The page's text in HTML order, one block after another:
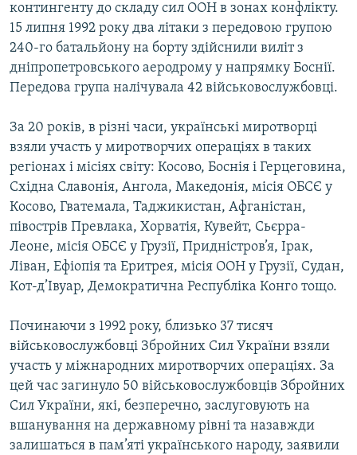
контингенту до складу сил ООН в зонах конфлікту.
15 липня 1992 року два літаки з передовою групою
240-го батальйону на борту здійснили виліт з
дніпропетровського аеродрому у напрямку Боснії.
Передова група налічувала 42 військовослужбовці.
За 20 років, в різні часи, українські миротворці
взяли участь у миротворчих операціях в таких
регіонах і місіях світу: Косово, Боснія і Герцеговина,
Східна Славонія, Ангола, Македонія, місія ОБСЄ у
Косово, Гватемала, Таджикистан, Афганістан,
півострів Превлака, Хорватія, Кувейт, Сьєрра-
Леоне, місія ОБСЄ у Грузії, Придністров’я, Ірак,
Ліван, Ефіопія та Еритрея, місія ООН у Грузії, Судан,
Кот-д’Івуар, Демократична Республіка Конго тощо.
Починаючи з 1992 року, близько 37 тисяч
військовослужбовці Збройних Сил України взяли
участь у міжнародних миротворчих операціях. За
цей час загинуло 50 військовослужбовців Збройних
Сил України, які, безперечно, заслуговують на
вшанування на державному рівні та назавжди
залишаться в пам’яті українського народу, заявили